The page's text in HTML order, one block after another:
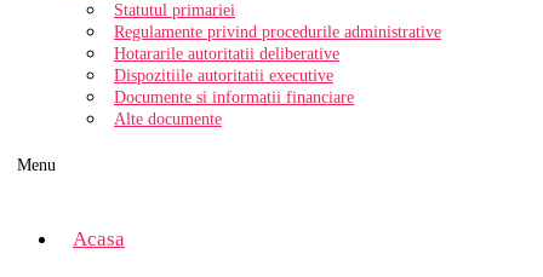
Statutul primariei
Regulamente privind procedurile administrative
Hotararile autoritatii deliberative
Dispozitiile autoritatii executive
Documente si informatii financiare
Alte documente
Menu
Acasa